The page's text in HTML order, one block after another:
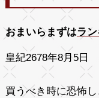
おまいらまずはラ
皇紀2678年8月5日
買うべき時に恐怖